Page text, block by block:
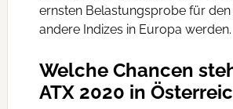
ernsten Belastungsprobe für
andere Indizes in Europa werden.
Welche Chancen
ATX 2020 in